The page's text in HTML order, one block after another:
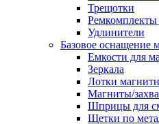
Трещотки
Ремкомплекты
Удлинители
Базовое оснащение
Емкости для
Зеркала
Лотки
Магниты/
Шприцы для
Щетки по